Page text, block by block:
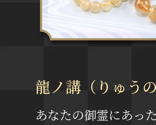
龍ノ講（りゅうの
あなたの御霊にあっ